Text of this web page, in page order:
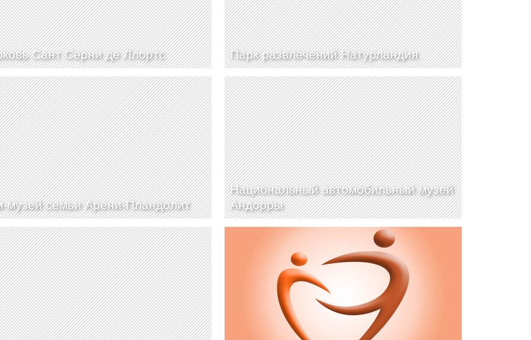
Сант Серни де Ллортс Парк развлечений Натурландия
музей семьи Арени-Пландолит
Национальный автомобильный музей
Андорры